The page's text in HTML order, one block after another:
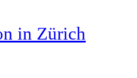
in Zürich